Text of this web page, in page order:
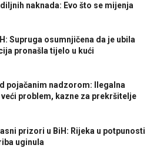
naknada: Evo što se mijenja
Supruga osumnjičena da je ubila
pronašla tijelo u kući
pojačanim nadzorom: Ilegalna
veći problem, kazne za prekršitelje
prizori u BiH: Rijeka u potpunosti
uginula